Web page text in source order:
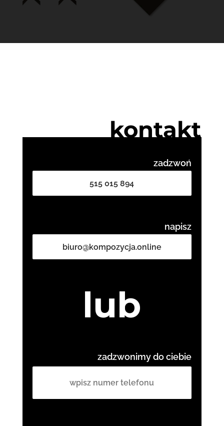
kontakt
zadzwoń
515 015 894
napisz
biuro@kompozycja.online
lub
zadzwonimy do ciebie